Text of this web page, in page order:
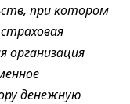
при котором
организация
денежную